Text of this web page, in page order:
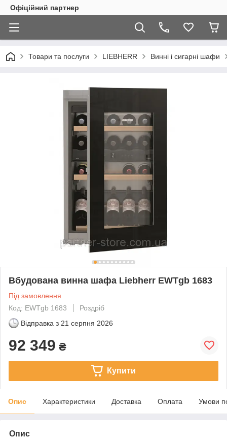
Офіційний партнер
Товари та послуги LIEBHERR Винні і сигарні шафи
Вбудована винна шафа Liebherr EWTgb 1683
Під замовлення
Код: EWTgb 1683
Роздріб
Відправка з 21 серпня 2026
92 349 ₴
Купити
Опис Характеристики Доставка Оплата Умови
Опис